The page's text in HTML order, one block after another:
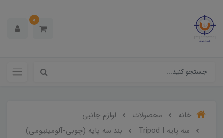
0
خانه محصولات
لوازم جانبی
سه پایه Tripod I
بند سه پایه (چوبی-آلومینیومی)